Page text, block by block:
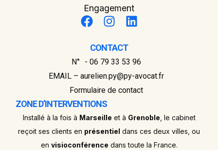
Engagement
CONTACT
N° - 06 79 33 53 96
EMAIL – aurelien.py@py-avocat.fr
Formulaire de contact
ZONE D’INTERVENTIONS
Installé à la fois à Marseille et à Grenoble , le cabinet
reçoit ses clients en présentiel dans ces deux villes, ou
en visioconférence dans toute la France.